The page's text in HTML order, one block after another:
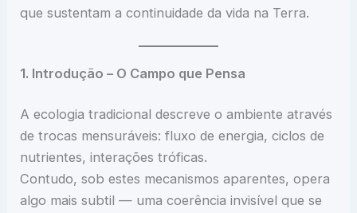
que sustentam a continuidade da vida na Terra.
1. Introdução – O Campo que Pensa
A ecologia tradicional descreve o ambiente através
de trocas mensuráveis: fluxo de energia, ciclos de
nutrientes, interações tróficas.
Contudo, sob estes mecanismos aparentes, opera
algo mais subtil — uma coerência invisível que se